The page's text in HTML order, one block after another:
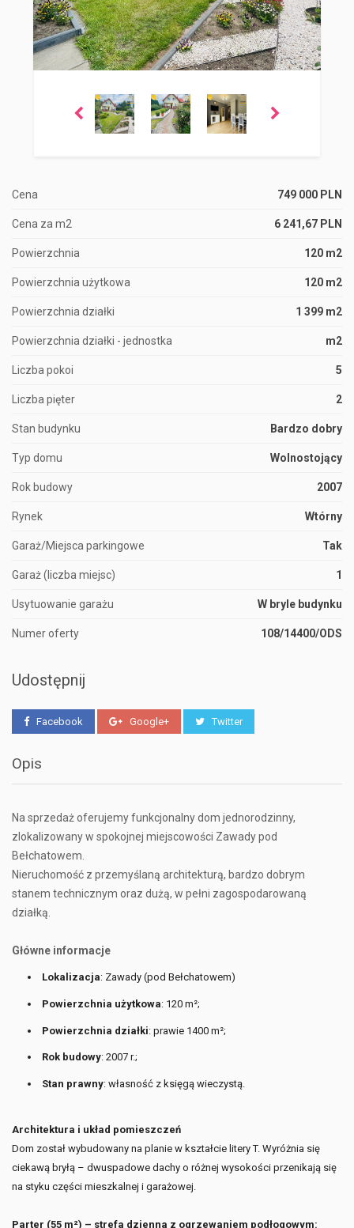
Cena 749 000 PLN
Cena za m2 6 241,67 PLN
Powierzchnia 120 m2
Powierzchnia użytkowa 120 m2
Powierzchnia działki 1 399 m2
Powierzchnia działki - jednostka m2
Liczba pokoi 5
Liczba pięter 2
Stan budynku Bardzo dobry
Typ domu Wolnostojący
Rok budowy 2007
Rynek Wtórny
Garaż/Miejsca parkingowe Tak
Garaż (liczba miejsc) 1
Usytuowanie garażu W bryle budynku
Numer oferty 108/14400/ODS
Udostępnij
Facebook Google+ Twitter
Opis
Na sprzedaż oferujemy funkcjonalny dom jednorodzinny,
zlokalizowany w spokojnej miejscowości Zawady pod
Bełchatowem.
Nieruchomość z przemyślaną architekturą, bardzo dobrym
stanem technicznym oraz dużą, w pełni zagospodarowaną
działką.
Główne informacje
Lokalizacja: Zawady (pod Bełchatowem)
Powierzchnia użytkowa: 120 m²;
Powierzchnia działki: prawie 1400 m²;
Rok budowy: 2007 r.;
Stan prawny: własność z księgą wieczystą.
Architektura i układ pomieszczeń
Dom został wybudowany na planie w kształcie litery T. Wyróżnia się
ciekawą bryłą – dwuspadowe dachy o różnej wysokości przenikają się
na styku części mieszkalnej i garażowej.
Parter (55 m²) – strefa dzienna z ogrzewaniem podłogowym: